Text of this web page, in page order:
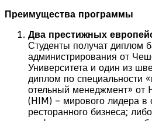
Преимущества программы
Два престижных
Студенты получат диплом
администрирования от
Университета и один из
диплом по специальности
отельный менеджмент»
(HIM) – мирового лидера в
ресторанного бизнеса;